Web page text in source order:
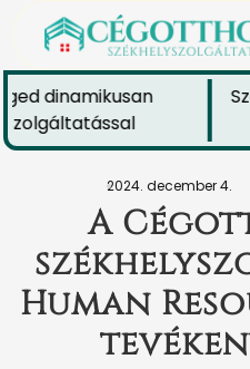
dinamikusan
2024. december 4.
A
Human